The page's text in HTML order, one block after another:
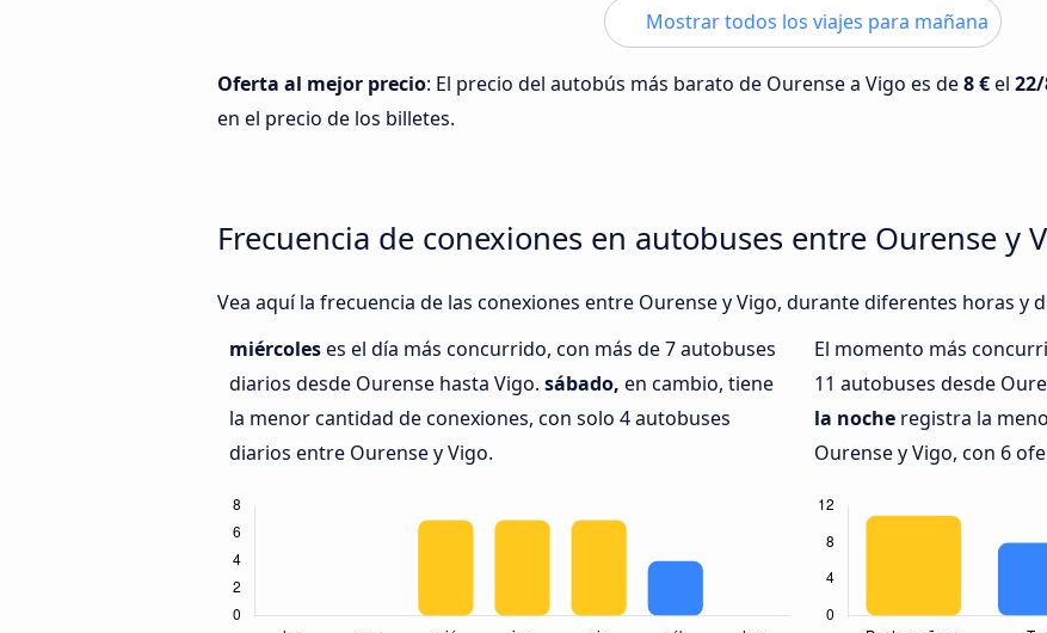
Mostrar todos los viajes para mañana
Oferta al mejor precio: El precio del autobús más barato de Ourense a Vigo es de8 €el
en el precio de los billetes.
Frecuencia de conexiones en autobuses entre Ourense y
Vea aquí la frecuencia de las conexiones entre Ourense y Vigo, durante diferentes horas y
miércoleses el día más concurrido, con más de 7 autobuses
diarios desde Ourense hasta Vigo. sábado, en cambio, tiene
la menor cantidad de conexiones, con solo 4 autobuses
diarios entre Ourense y Vigo.
El momento más
11 autobuses desde
la noche registra la
Ourense y Vigo, con 6